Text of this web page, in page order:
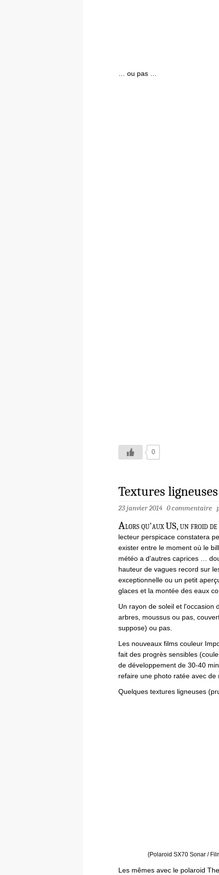
… ou pas …
0
Textures
23 janvier 2014 0 commentaire
Alors qu'aux US, un froid de
lecteur perspicace constatera
exister entre le moment où le
météo a d'autres caprices …
hauteur de vagues record sur
exceptionnelle ou un petit
glaces et la montée des eaux
Un rayon de soleil et
arbres, moussus ou pas,
suppose) ou pas.
Les nouveaux films couleur
fait des progrès sensibles
de développement de 30-40
refaire une photo ratée avec de
Quelques textures ligneuses
{Polaroid SX70 Sonar /
Les mêmes avec le polaroid